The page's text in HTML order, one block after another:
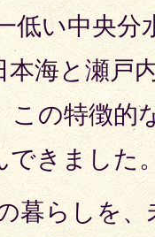
低い中央分
本海と瀬戸
この特徴的
できました
暮らしを